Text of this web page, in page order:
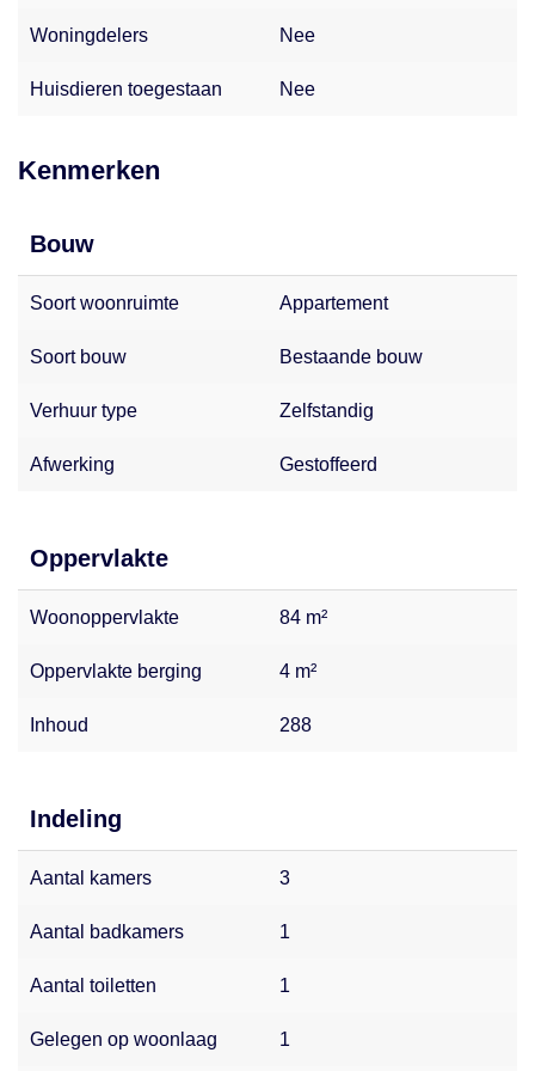
Woningdelers Nee
Huisdieren toegestaan Nee
Kenmerken
Bouw
Soort woonruimte Appartement
Soort bouw Bestaande bouw
Verhuur type Zelfstandig
Afwerking Gestoffeerd
Oppervlakte
Woonoppervlakte 84 m²
Oppervlakte berging 4 m²
Inhoud 288
Indeling
Aantal kamers 3
Aantal badkamers 1
Aantal toiletten 1
Gelegen op woonlaag 1